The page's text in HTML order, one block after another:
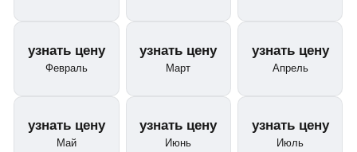
узнать цену
Февраль
узнать цену
Март
узнать цену
Апрель
узнать цену
Май
узнать цену
Июнь
узнать цену
Июль